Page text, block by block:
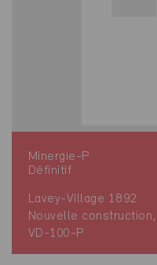
Minergie-P
Définitif
Lavey-Village 1892
Nouvelle
VD-100-P